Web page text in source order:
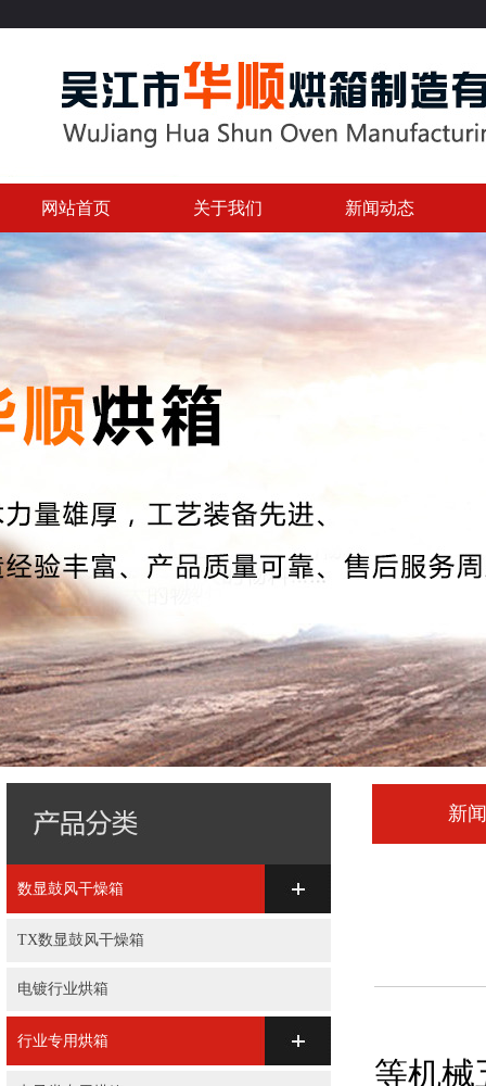
网站首页 关于我们 新闻动态
数显鼓风干燥箱
TX数显鼓风干燥箱
电镀行业烘箱
行业专用烘箱
新
等机械